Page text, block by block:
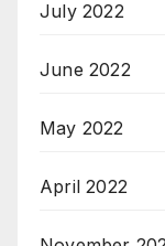
July 2022
June 2022
May 2022
April 2022